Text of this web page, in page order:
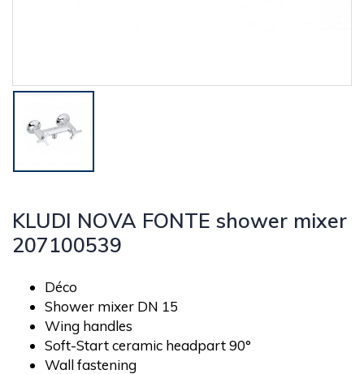
KLUDI NOVA FONTE shower mixer
207100539
Déco
Shower mixer DN 15
Wing handles
Soft-Start ceramic headpart 90°
Wall fastening